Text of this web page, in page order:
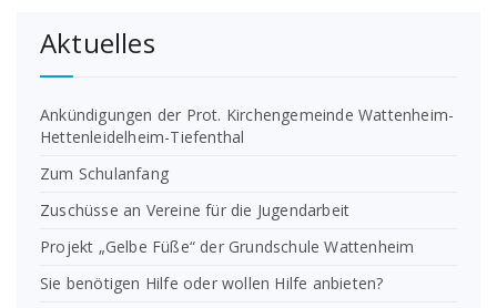
Aktuelles
Ankündigungen der Prot. Kirchengemeinde Wattenheim-
Hettenleidelheim-Tiefenthal
Zum Schulanfang
Zuschüsse an Vereine für die Jugendarbeit
Projekt „Gelbe Füße“ der Grundschule Wattenheim
Sie benötigen Hilfe oder wollen Hilfe anbieten?